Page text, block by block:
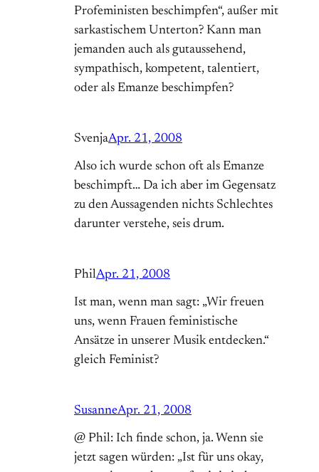
Profeministen beschimpfen“, außer mit
sarkastischem Unterton? Kann man
jemanden auch als gutaussehend,
sympathisch, kompetent, talentiert,
oder als Emanze beschimpfen?
SvenjaApr. 21, 2008
Also ich wurde schon oft als Emanze
beschimpft… Da ich aber im Gegensatz
zu den Aussagenden nichts Schlechtes
darunter verstehe, seis drum.
PhilApr. 21, 2008
Ist man, wenn man sagt: „Wir freuen
uns, wenn Frauen feministische
Ansätze in unserer Musik entdecken.“
gleich Feminist?
SusanneApr. 21, 2008
@ Phil: Ich finde schon, ja. Wenn sie
jetzt sagen würden: „Ist für uns okay,